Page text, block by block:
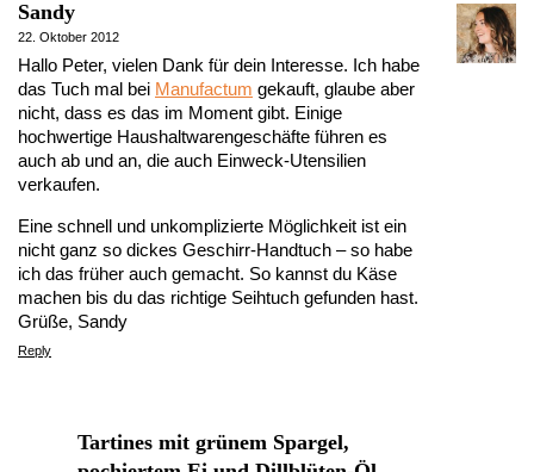
Sandy
22. Oktober 2012
Hallo Peter, vielen Dank für dein Interesse. Ich habe
das Tuch mal bei Manufactum gekauft, glaube aber
nicht, dass es das im Moment gibt. Einige
hochwertige Haushaltwarengeschäfte führen es
auch ab und an, die auch Einweck-Utensilien
verkaufen.
Eine schnell und unkomplizierte Möglichkeit ist ein
nicht ganz so dickes Geschirr-Handtuch – so habe
ich das früher auch gemacht. So kannst du Käse
machen bis du das richtige Seihtuch gefunden hast.
Grüße, Sandy
Reply
Tartines mit grünem Spargel,